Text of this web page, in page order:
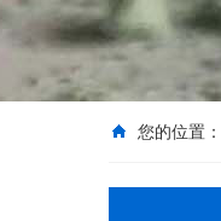
您的位置：